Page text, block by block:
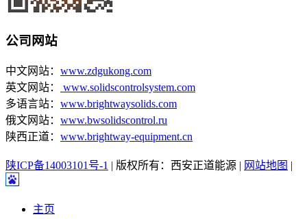
公司网站
中文网站： www.zdgukong.com
英文网站：
www.solidscontrolsystem.com
多语言站： www.brightwaysolids.com
俄文网站： www.bwsolidscontrol.ru
陕西正道： www.brightway-equipment.cn
陕ICP备14003101号-1 | 版权所有：西安正道能源 | 网站地图 |
主页